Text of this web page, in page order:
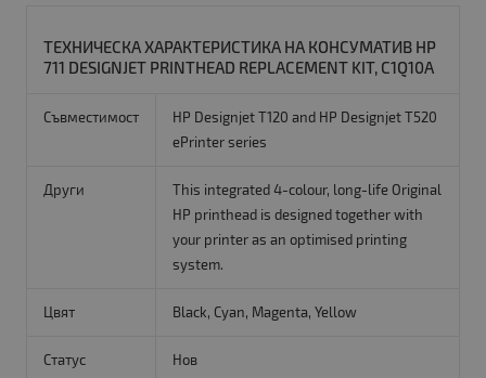
ТЕХНИЧЕСКА ХАРАКТЕРИСТИКА НА КОНСУМАТИВ HP
711 DESIGNJET PRINTHEAD REPLACEMENT KIT, C1Q10A
Съвместимост
HP Designjet T120 and HP Designjet T520
ePrinter series
Други
This integrated 4-colour, long-life Original
HP printhead is designed together with
your printer as an optimised printing
system.
Цвят Black, Cyan, Magenta, Yellow
Статус Нов